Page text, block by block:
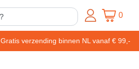
0
Gratis verzending binnen NL vanaf € 99,-